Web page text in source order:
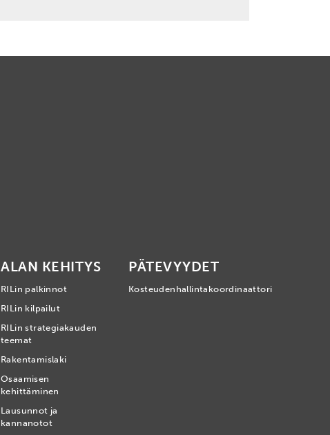
ALAN KEHITYS
RILin palkinnot
RILin kilpailut
RILin strategiakauden
teemat
Rakentamislaki
Osaamisen
kehittäminen
Lausunnot ja
kannanotot
PÄTEVYYDET
Kosteudenhallintakoordinaattori